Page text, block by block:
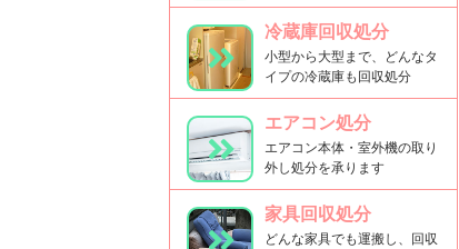
冷蔵庫回収処分
小型から大型まで、どんなタ
イプの冷蔵庫も回収処分
エアコン処分
エアコン本体・室外機の取り
外し処分を承ります
家具回収処分
どんな家具でも運搬し、回収